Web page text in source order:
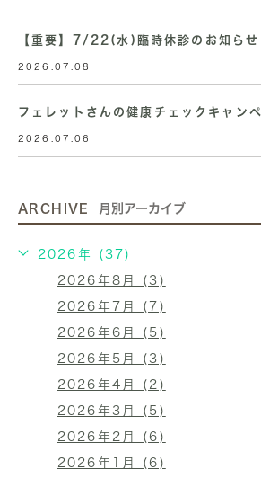
【重要】7/22(水)臨時休診のお知らせ
2026.07.08
フェレットさんの健康チェックキャン
2026.07.06
ARCHIVE 月別アーカイブ
2026年 (37)
2026年8月 (3)
2026年7月 (7)
2026年6月 (5)
2026年5月 (3)
2026年4月 (2)
2026年3月 (5)
2026年2月 (6)
2026年1月 (6)